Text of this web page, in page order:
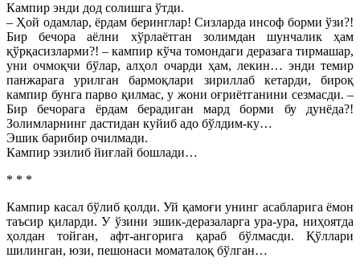
Кампир энди дод солишга ўтди.
– Ҳой одамлар, ёрдам беринглар! Сизларда инсоф борми ўзи?!
Бир бечора аёлни хўрлаётган золимдан шунчалик ҳам
қўрқасизларми?! – кампир кўча томондаги деразага тирмашар,
уни очмоқчи бўлар, алҳол очарди ҳам, лекин… энди темир
панжарага урилган бармоқлари зириллаб кетарди, бироқ
кампир бунга парво қилмас, у жони оғриётганини сезмасди. –
Бир бечорага ёрдам берадиган мард борми бу дунёда?!
Золимларнинг дастидан куйиб адо бўлдим-ку…
Эшик барибир очилмади.
Кампир эзилиб йиғлай бошлади…
* * *
Кампир касал бўлиб қолди. Уй қамоғи унинг асабларига ёмон
таъсир қиларди. У ўзини эшик-деразаларга ура-ура, ниҳоятда
ҳолдан тойган, афт-ангорига қараб бўлмасди. Қўллари
шилинган, юзи, пешонаси моматалоқ бўлган…